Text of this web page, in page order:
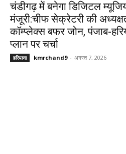
चंडीगढ़ में बनेगा डिजिटल
मंजूरी:चीफ सेक्रेटरी की
कॉम्प्लेक्स बफर जोन, पंजाब-
प्लान पर चर्चा
हरियाणा kmrchand9 - अगस्त 7, 2026